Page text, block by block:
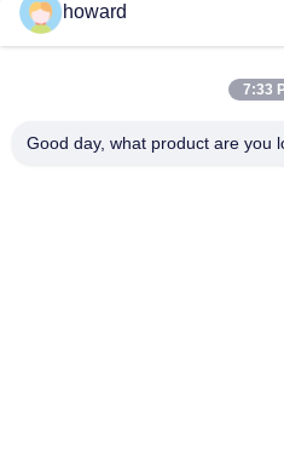
howard
7:33
Good day, what product are you